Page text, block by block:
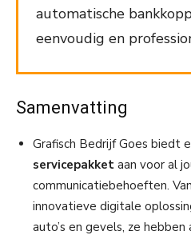
automatische
eenvoudig en
Samenvatting
Grafisch Bedrijf Goes biedt
servicepakket aan voor al
communicatiebehoeften.
innovatieve digitale
auto’s en gevels, ze